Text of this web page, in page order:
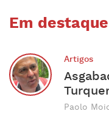
Em destaque
Artigos
Paolo